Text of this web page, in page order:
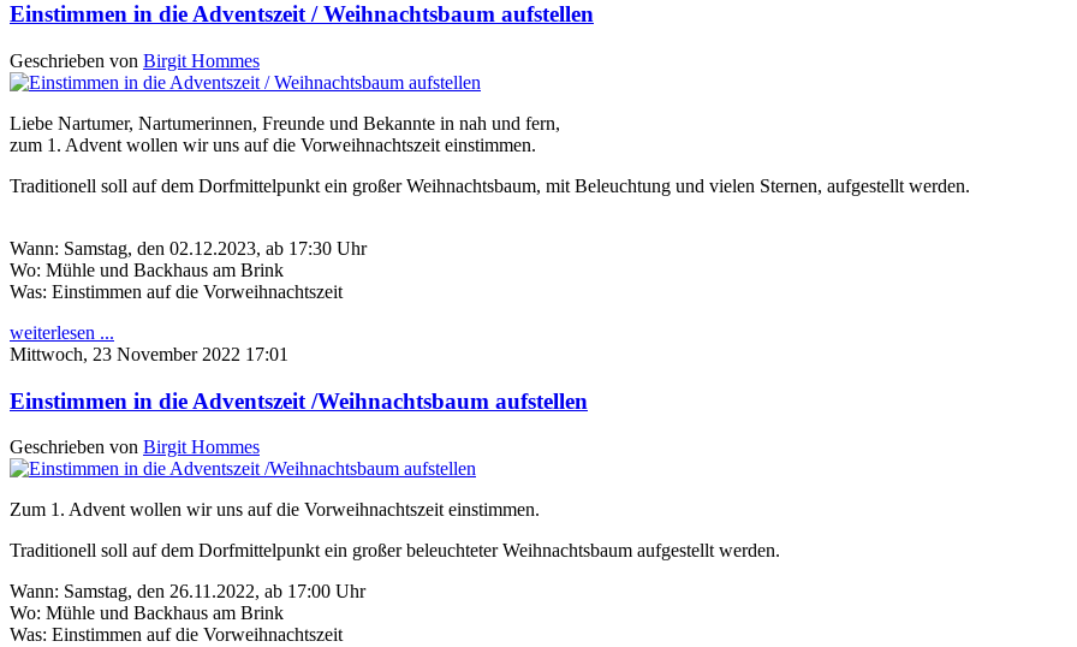
Einstimmen in die Adventszeit / Weihnachtsbaum aufstellen
Geschrieben von Birgit Hommes
Liebe Nartumer, Nartumerinnen, Freunde und Bekannte in nah und fern,
zum 1. Advent wollen wir uns auf die Vorweihnachtszeit einstimmen.
Traditionell soll auf dem Dorfmittelpunkt ein großer Weihnachtsbaum, mit Beleuchtung und vielen Sternen, aufgestellt werden.
Wann: Samstag, den 02.12.2023, ab 17:30 Uhr
Wo: Mühle und Backhaus am Brink
Was: Einstimmen auf die Vorweihnachtszeit
weiterlesen ...
Mittwoch, 23 November 2022 17:01
Einstimmen in die Adventszeit /Weihnachtsbaum aufstellen
Geschrieben von Birgit Hommes
Zum 1. Advent wollen wir uns auf die Vorweihnachtszeit einstimmen.
Traditionell soll auf dem Dorfmittelpunkt ein großer beleuchteter Weihnachtsbaum aufgestellt werden.
Wann: Samstag, den 26.11.2022, ab 17:00 Uhr
Wo: Mühle und Backhaus am Brink
Was: Einstimmen auf die Vorweihnachtszeit